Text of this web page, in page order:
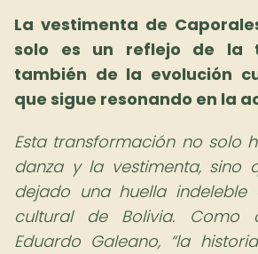
La vestimenta de
solo es un reflejo de la
también de la evolución
que sigue resonando en la
Esta transformación no solo
danza y la vestimenta, sino
dejado una huella
cultural de Bolivia. Como
Eduardo Galeano,
la